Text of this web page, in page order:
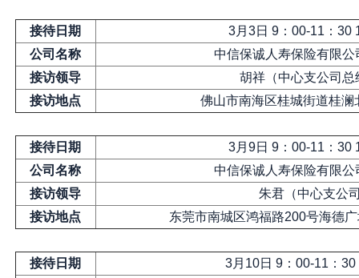
接待日期
3月3日 9：00-11：30
公司名称
中信保诚人寿保险有限
接访领导
胡祥（中心支公司总
接访地点
佛山市南海区桂城街道桂
接待日期
3月9日 9：00-11：30
公司名称
中信保诚人寿保险有限
接访领导
朱君（中心支公
接访地点
东莞市南城区鸿福路200号海德
接待日期
3月10日 9：00-11：